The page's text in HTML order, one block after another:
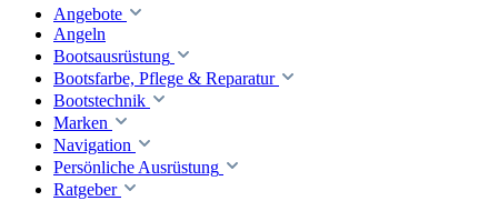
Angebote
Angeln
Bootsausrüstung
Bootsfarbe, Pflege & Reparatur
Bootstechnik
Marken
Navigation
Persönliche Ausrüstung
Ratgeber